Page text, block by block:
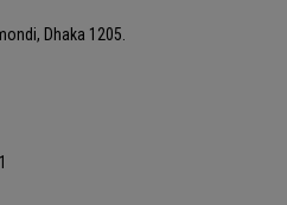
Dhaka 1205.